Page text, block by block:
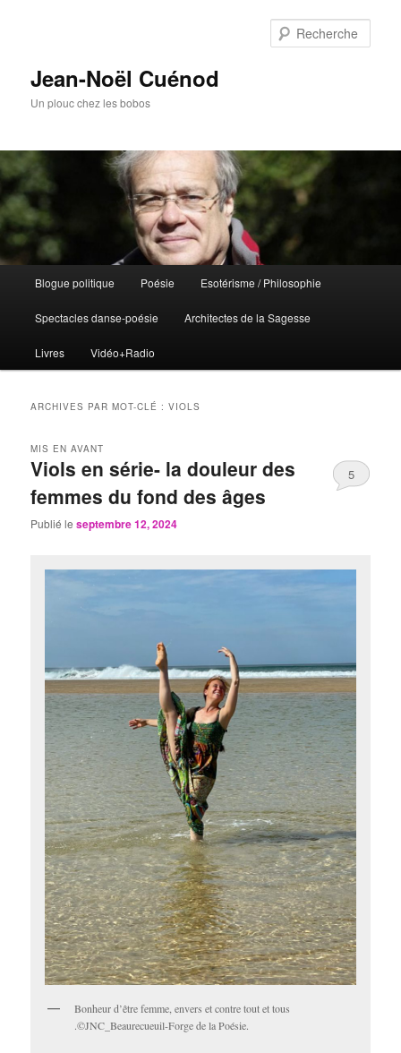
Jean-Noël Cuénod
Un plouc chez les bobos
Aller
au
contenu
principal
Aller
au
contenu
secondaire
Blogue politique Poésie Esotérisme / Philosophie
Spectacles danse-poésie Architectes de la Sagesse
Livres Vidéo+Radio
ARCHIVES PAR MOT-CLÉ :VIOLS
Viols en série- la douleur des
femmes du fond des âges
MIS EN AVANT
Publié leseptembre 12, 2024
5
Bonheur d’être femme, envers et contre tout et tous
.©JNC_Beaurecueuil-Forge de la Poésie.